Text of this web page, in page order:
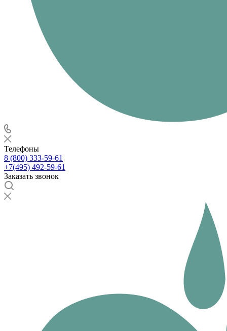
Телефоны
8 (800) 333-59-61
+7(495) 492-59-61
Заказать звонок